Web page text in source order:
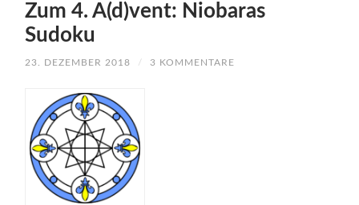
Zum 4. A(d)vent: Niobaras
Sudoku
23. DEZEMBER 2018 / 3 KOMMENTARE